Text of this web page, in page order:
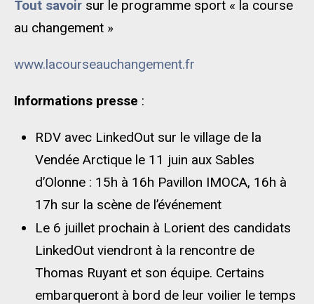
Tout savoir sur le programme sport « la course
au changement »
www.lacourseauchangement.fr
Informations presse :
RDV avec LinkedOut sur le village de la
Vendée Arctique le 11 juin aux Sables
d’Olonne : 15h à 16h Pavillon IMOCA, 16h à
17h sur la scène de l’événement
Le 6 juillet prochain à Lorient des candidats
LinkedOut viendront à la rencontre de
Thomas Ruyant et son équipe. Certains
embarqueront à bord de leur voilier le temps